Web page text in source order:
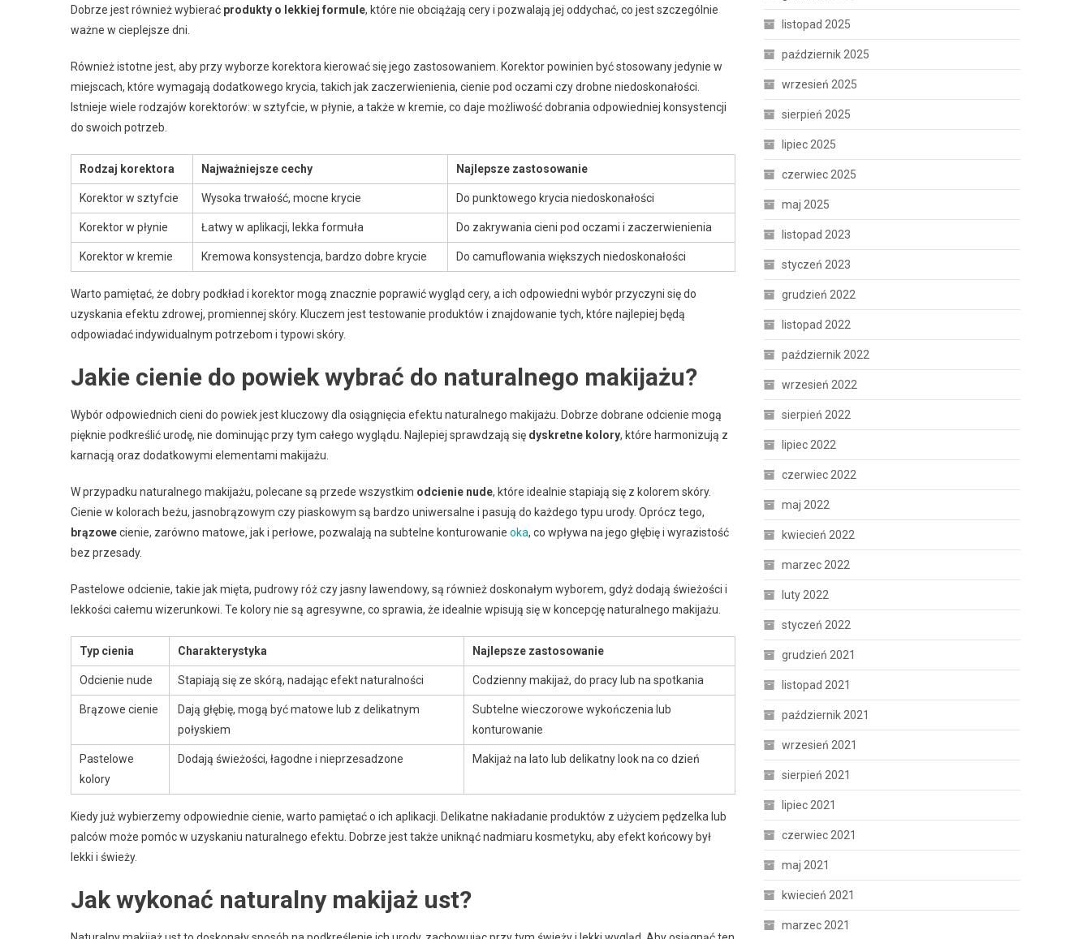
Dobrze jest również wybierać produkty o lekkiej formule, które nie obciążają cery i pozwalają jej oddychać, co jest szczególnie
ważne w cieplejsze dni.
Również istotne jest, aby przy wyborze korektora kierować się jego zastosowaniem. Korektor powinien być stosowany jedynie w
miejscach, które wymagają dodatkowego krycia, takich jak zaczerwienienia, cienie pod oczami czy drobne niedoskonałości.
Istnieje wiele rodzajów korektorów: w sztyfcie, w płynie, a także w kremie, co daje możliwość dobrania odpowiedniej konsystencji
do swoich potrzeb.
Rodzaj korektora Najważniejsze cechy Najlepsze zastosowanie
Korektor w sztyfcie Wysoka trwałość, mocne krycie Do punktowego krycia niedoskonałości
Korektor w płynie Łatwy w aplikacji, lekka formuła Do zakrywania cieni pod oczami i zaczerwienienia
Korektor w kremie Kremowa konsystencja, bardzo dobre krycie Do camuflowania większych niedoskonałości
Warto pamiętać, że dobry podkład i korektor mogą znacznie poprawić wygląd cery, a ich odpowiedni wybór przyczyni się do
uzyskania efektu zdrowej, promiennej skóry. Kluczem jest testowanie produktów i znajdowanie tych, które najlepiej będą
odpowiadać indywidualnym potrzebom i typowi skóry.
Jakie cienie do powiek wybrać do naturalnego makijażu?
Wybór odpowiednich cieni do powiek jest kluczowy dla osiągnięcia efektu naturalnego makijażu. Dobrze dobrane odcienie mogą
pięknie podkreślić urodę, nie dominując przy tym całego wyglądu. Najlepiej sprawdzają się dyskretne kolory, które harmonizują z
karnacją oraz dodatkowymi elementami makijażu.
W przypadku naturalnego makijażu, polecane są przede wszystkim odcienie nude, które idealnie stapiają się z kolorem skóry.
Cienie w kolorach beżu, jasnobrązowym czy piaskowym są bardzo uniwersalne i pasują do każdego typu urody. Oprócz tego,
brązowecienie, zarówno matowe, jak i perłowe, pozwalają na subtelne konturowanie oka, co wpływa na jego głębię i wyrazistość
bez przesady.
Pastelowe odcienie, takie jak mięta, pudrowy róż czy jasny lawendowy, są również doskonałym wyborem, gdyż dodają świeżości i
lekkości całemu wizerunkowi. Te kolory nie są agresywne, co sprawia, że idealnie wpisują się w koncepcję naturalnego makijażu.
Typ cienia Charakterystyka Najlepsze zastosowanie
Odcienie nude Stapiają się ze skórą, nadając efekt naturalności Codzienny makijaż, do pracy lub na spotkania
Brązowe cienie
Dają głębię, mogą być matowe lub z delikatnym
połyskiem
Subtelne wieczorowe wykończenia lub
konturowanie
Pastelowe
kolory
Dodają świeżości, łagodne i nieprzesadzone Makijaż na lato lub delikatny look na co dzień
Kiedy już wybierzemy odpowiednie cienie, warto pamiętać o ich aplikacji. Delikatne nakładanie produktów z użyciem pędzelka lub
palców może pomóc w uzyskaniu naturalnego efektu. Dobrze jest także uniknąć nadmiaru kosmetyku, aby efekt końcowy był
lekki i świeży.
Jak wykonać naturalny makijaż ust?
listopad 2025
październik 2025
wrzesień 2025
sierpień 2025
lipiec 2025
czerwiec 2025
maj 2025
listopad 2023
styczeń 2023
grudzień 2022
listopad 2022
październik 2022
wrzesień 2022
sierpień 2022
lipiec 2022
czerwiec 2022
maj 2022
kwiecień 2022
marzec 2022
luty 2022
styczeń 2022
grudzień 2021
listopad 2021
październik 2021
wrzesień 2021
sierpień 2021
lipiec 2021
czerwiec 2021
maj 2021
kwiecień 2021
marzec 2021